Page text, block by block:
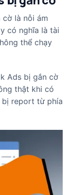
cờ là nỗi ám
có nghĩa là tài
thể chạy
Ads bị gắn cờ
thật khi có
bị report từ phía